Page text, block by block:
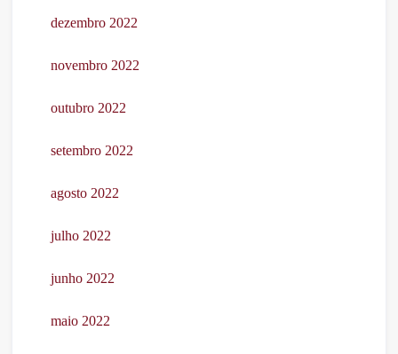
dezembro 2022
novembro 2022
outubro 2022
setembro 2022
agosto 2022
julho 2022
junho 2022
maio 2022